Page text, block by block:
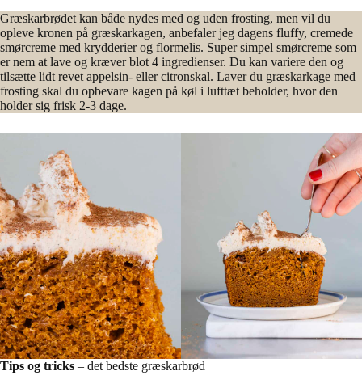
Græskarbrødet kan både nydes med og uden frosting, men vil du
opleve kronen på græskarkagen, anbefaler jeg dagens fluffy, cremede
smørcreme med krydderier og flormelis. Super simpel smørcreme som
er nem at lave og kræver blot 4 ingredienser. Du kan variere den og
tilsætte lidt revet appelsin- eller citronskal. Laver du græskarkage med
frosting skal du opbevare kagen på køl i lufttæt beholder, hvor den
holder sig frisk 2-3 dage.
Tips og tricks – det bedste græskarbrød